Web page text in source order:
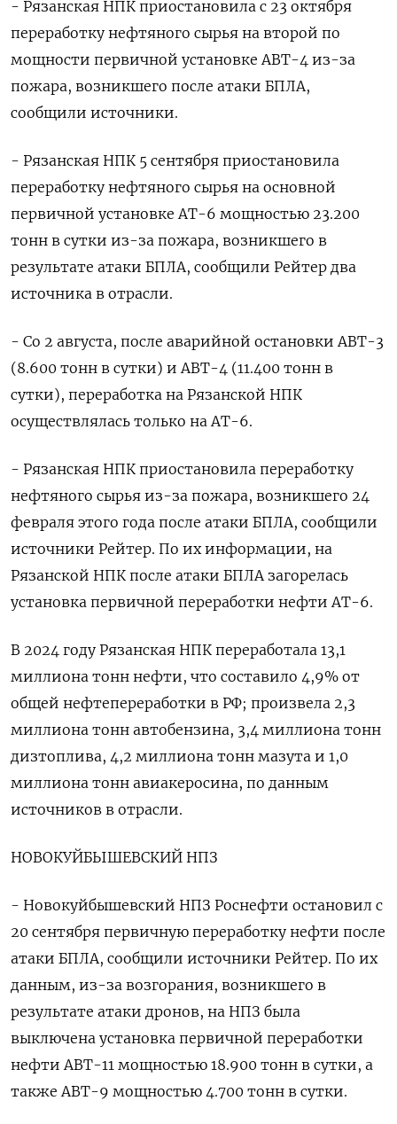
- Рязанская НПК приостановила с 23 октября
переработку нефтяного сырья на второй по
мощности первичной установке АВТ-4 из-за
пожара, возникшего после атаки БПЛА,
сообщили источники.
- Рязанская НПК 5 сентября приостановила
переработку нефтяного сырья на основной
первичной установке АТ-6 мощностью 23.200
тонн в сутки из-за пожара, возникшего в
результате атаки БПЛА, сообщили Рейтер два
источника в отрасли.
- Со 2 августа, после аварийной остановки АВТ-3
(8.600 тонн в сутки) и АВТ-4 (11.400 тонн в
сутки), переработка на Рязанской НПК
осуществлялась только на АТ-6.
- Рязанская НПК приостановила переработку
нефтяного сырья из-за пожара, возникшего 24
февраля этого года после атаки БПЛА, сообщили
⁠источники Рейтер. По их информации, на
Рязанской НПК после атаки БПЛА загорелась
установка первичной переработки нефти АТ-6.
В 2024 году Рязанская НПК переработала 13,1
миллиона тонн нефти, что составило 4,9% от
общей нефтепереработки в РФ; произвела 2,3
миллиона ​тонн автобензина, 3,4 миллиона тонн
дизтоплива, 4,2 миллиона тонн мазута и 1,0
миллиона тонн авиакеросина, по данным
источников в отрасли.
НОВОКУЙБЫШЕВСКИЙ НПЗ
- Новокуйбышевский НПЗ Роснефти остановил с
20 сентября первичную переработку нефти после
атаки БПЛА, сообщили источники Рейтер. По их
данным, из-за возгорания, возникшего в
результате атаки дронов, на НПЗ была
выключена установка первичной переработки
⁠нефти АВТ-11 мощностью 18.900 тонн в сутки, а
также АВТ-9 мощностью 4.700 тонн в сутки.